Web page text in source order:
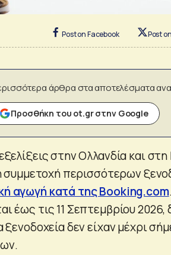
Post on Facebook Post
άρθρα στα αποτελέσματα
Προσθήκη του ot.gr στην Google
στην Ολλανδία και στη
συμμετοχή περισσότερων
αγωγή κατά της Booking.com
έως τις 11 Σεπτεμβρίου 2026,
δεν είχαν μέχρι